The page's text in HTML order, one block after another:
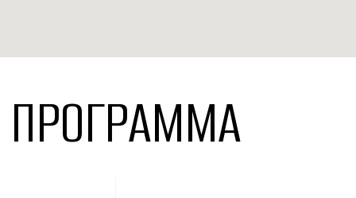
ПРОГРАММА